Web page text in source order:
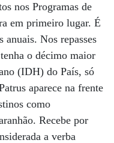
nos Programas de
em primeiro lugar. É
Nos repasses
o décimo maior
(IDH) do País, só
aparece na frente
como
Recebe por
a verba